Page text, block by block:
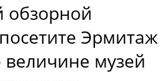
обзорной
Эрмитаж
величине музей